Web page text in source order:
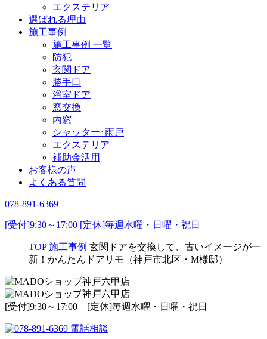
エクステリア
選ばれる理由
施工事例
施工事例 一覧
防犯
玄関ドア
勝手口
浴室ドア
窓交換
内窓
シャッター･雨戸
エクステリア
補助金活用
お客様の声
よくある質問
078-891-6369
[受付]9:30～17:00 [定休]毎週水曜・日曜・祝日
TOP 施工事例 玄関ドアを交換して、古いイメージが一
新！かんたんドアリモ（神戸市北区・M様邸）
[受付]9:30～17:00 [定休]毎週水曜・日曜・祝日
電話相談